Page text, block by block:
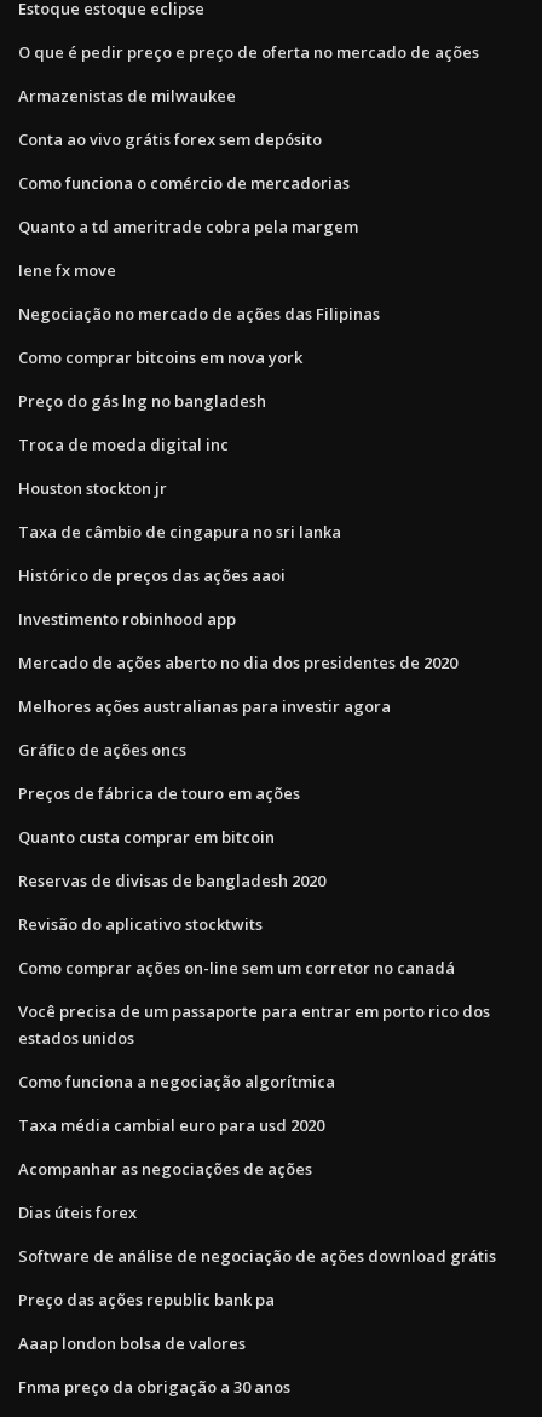
Estoque estoque eclipse
O que é pedir preço e preço de oferta no mercado de ações
Armazenistas de milwaukee
Conta ao vivo grátis forex sem depósito
Como funciona o comércio de mercadorias
Quanto a td ameritrade cobra pela margem
Iene fx move
Negociação no mercado de ações das Filipinas
Como comprar bitcoins em nova york
Preço do gás lng no bangladesh
Troca de moeda digital inc
Houston stockton jr
Taxa de câmbio de cingapura no sri lanka
Histórico de preços das ações aaoi
Investimento robinhood app
Mercado de ações aberto no dia dos presidentes de 2020
Melhores ações australianas para investir agora
Gráfico de ações oncs
Preços de fábrica de touro em ações
Quanto custa comprar em bitcoin
Reservas de divisas de bangladesh 2020
Revisão do aplicativo stocktwits
Como comprar ações on-line sem um corretor no canadá
Você precisa de um passaporte para entrar em porto rico dos
estados unidos
Como funciona a negociação algorítmica
Taxa média cambial euro para usd 2020
Acompanhar as negociações de ações
Dias úteis forex
Software de análise de negociação de ações download grátis
Preço das ações republic bank pa
Aaap london bolsa de valores
Fnma preço da obrigação a 30 anos